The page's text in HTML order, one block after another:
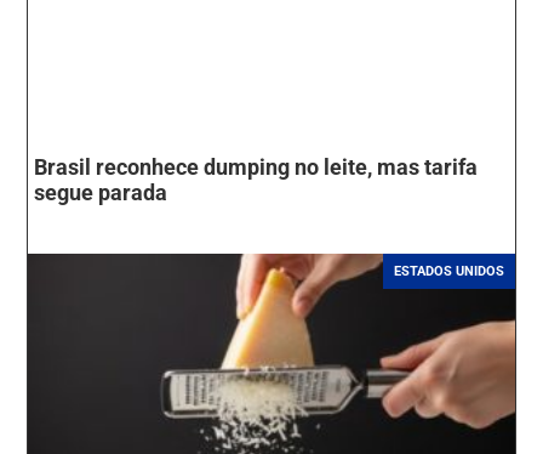
Brasil reconhece dumping no leite, mas tarifa
segue parada
ESTADOS UNIDOS